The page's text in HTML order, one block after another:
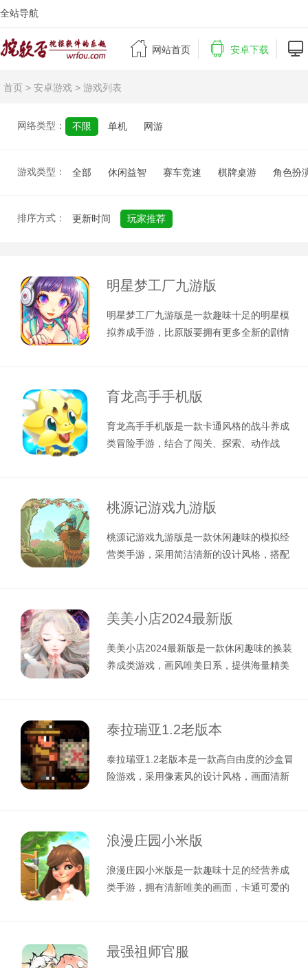
全站导航
 网站首页  安卓下载 
首页 > 安卓游戏 > 游戏列表
网络类型： 不限 单机 网游
游戏类型： 全部 休闲益智 赛车竞速 棋牌桌游 角色扮
排序方式： 更新时间 玩家推荐
明星梦工厂九游版
明星梦工厂九游版是一款趣味十足的明星模
拟养成手游，比原版要拥有更多全新的剧情
育龙高手手机版
育龙高手手机版是一款卡通风格的战斗养成
类冒险手游，结合了闯关、探索、动作战
桃源记游戏九游版
桃源记游戏九游版是一款休闲趣味的模拟经
营类手游，采用简洁清新的设计风格，搭配
美美小店2024最新版
美美小店2024最新版是一款休闲趣味的换装
养成类游戏，画风唯美日系，提供海量精美
泰拉瑞亚1.2老版本
泰拉瑞亚1.2老版本是一款高自由度的沙盒冒
险游戏，采用像素风的设计风格，画面清新
浪漫庄园小米版
浪漫庄园小米版是一款趣味十足的经营养成
类手游，拥有清新唯美的画面，卡通可爱的
最强祖师官服